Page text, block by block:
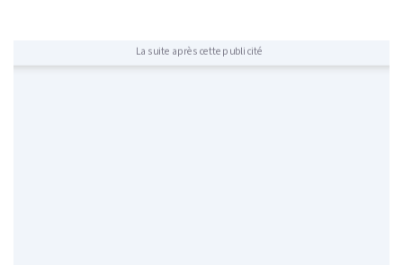
La suite après cette publicité